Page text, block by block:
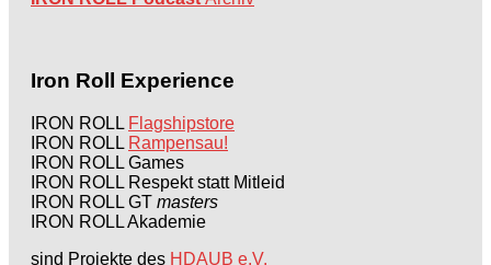
Iron Roll Experience
IRON ROLL Flagshipstore
IRON ROLL Rampensau!
IRON ROLL Games
IRON ROLL Respekt statt Mitleid
IRON ROLL GT masters
IRON ROLL Akademie
sind Projekte des HDAUB e.V.